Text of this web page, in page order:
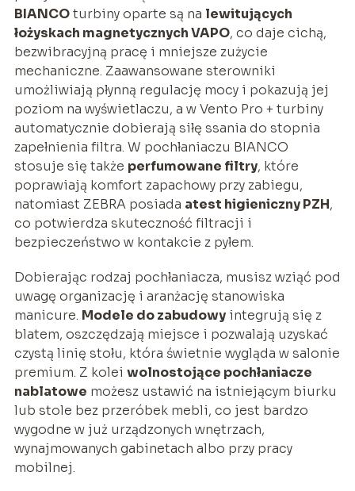
BIANCOturbiny oparte są na lewitujących
łożyskach magnetycznych VAPO, co daje cichą,
bezwibracyjną pracę i mniejsze zużycie
mechaniczne. Zaawansowane sterowniki
umożliwiają płynną regulację mocy i pokazują jej
poziom na wyświetlaczu, a w Vento Pro + turbiny
automatycznie dobierają siłę ssania do stopnia
zapełnienia filtra. W pochłaniaczu BIANCO
stosuje się także perfumowane filtry, które
poprawiają komfort zapachowy przy zabiegu,
natomiast ZEBRA posiada atest higieniczny PZH,
co potwierdza skuteczność filtracji i
bezpieczeństwo w kontakcie z pyłem.
Dobierając rodzaj pochłaniacza, musisz wziąć pod
uwagę organizację i aranżację stanowiska
manicure. Modele do zabudowyintegrują się z
blatem, oszczędzają miejsce i pozwalają uzyskać
czystą linię stołu, która świetnie wygląda w salonie
premium. Z kolei wolnostojące pochłaniacze
nablatowe możesz ustawić na istniejącym biurku
lub stole bez przeróbek mebli, co jest bardzo
wygodne w już urządzonych wnętrzach,
wynajmowanych gabinetach albo przy pracy
mobilnej.